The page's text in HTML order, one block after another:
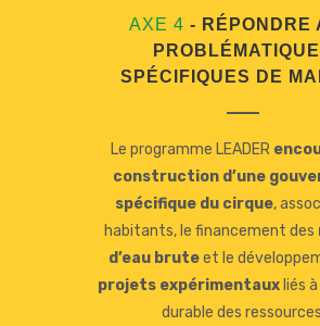
AXE 4 - RÉPONDRE
SPÉCIFIQUES DE
Le programme LEADER
construction d’une
spécifique du cirque,
habitants, le financement des
d’eau bruteet le
projets expérimentauxliés à
durable des